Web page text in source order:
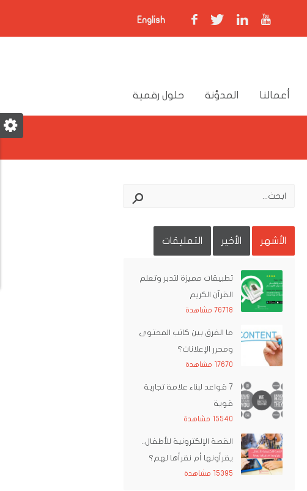
English
أعمالنا المدوَّنة حلول رقمية
الأشهر الأخير التعليقات
تطبيقات مميزة لتدبر وتعلم
القرآن الكريم
76718 مشاهدة
ما الفرق بين كاتب المحتوى
ومحرر الإعلانات؟
17670 مشاهدة
7 قواعد لبناء علامة تجارية
قوية
15540 مشاهدة
القصة الإلكترونية للأطفال..
يقرأونها أم نقرأها لهم؟
15395 مشاهدة